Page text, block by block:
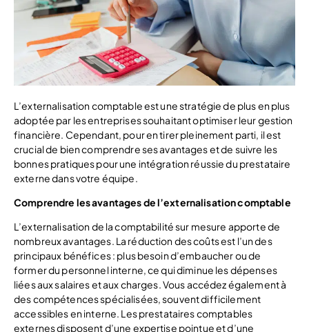
L’externalisation comptable est une stratégie de plus en plus
adoptée par les entreprises souhaitant optimiser leur gestion
financière. Cependant, pour en tirer pleinement parti, il est
crucial de bien comprendre ses avantages et de suivre les
bonnes pratiques pour une intégration réussie du prestataire
externe dans votre équipe.
Comprendre les avantages de l’externalisation comptable
L’externalisation de la comptabilité sur mesure apporte de
nombreux avantages. La réduction des coûts est l’un des
principaux bénéfices : plus besoin d’embaucher ou de
former du personnel interne, ce qui diminue les dépenses
liées aux salaires et aux charges. Vous accédez également à
des compétences spécialisées, souvent difficilement
accessibles en interne. Les prestataires comptables
externes disposent d’une expertise pointue et d’une